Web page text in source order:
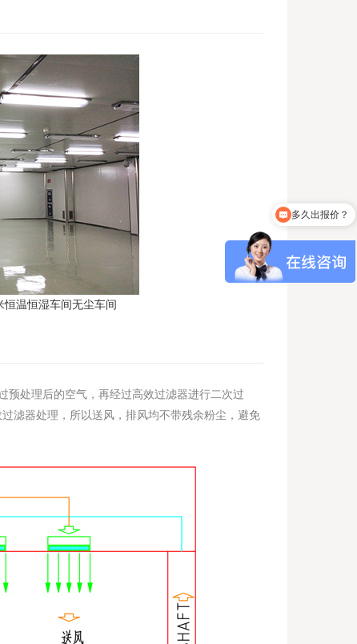
温恒湿车间无尘车间
预处理后的空气，再经过高效过滤器进行二次过
滤器处理，所以送风，排风均不带残余粉尘，避免
无尘车间装修多少钱一平？